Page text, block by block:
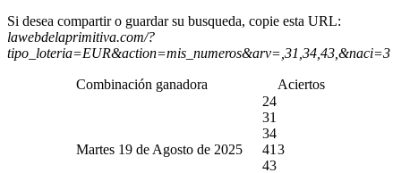
Si desea compartir o guardar su busqueda, copie esta URL:
lawebdelaprimitiva.com/?
tipo_loteria=EUR&action=mis_numeros&arv=,31,34,43,&naci=3
Combinación ganadora Aciertos
Martes 19 de Agosto de 2025
24
31
34
41
43
3